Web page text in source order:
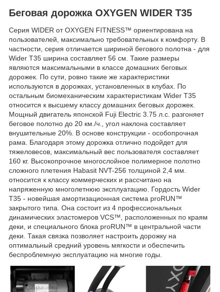
Беговая дорожка OXYGEN WIDER T35
Серия WIDER от OXYGEN FITNESS™ ориентирована на
пользователей, максимально требовательных к комфорту. В
частности, серия отличается шириной бегового полотна - для
Wider T35 ширина составляет 56 см. Такие размеры
являются максимальными в классе домашних беговых
дорожек. По сути, ровно такие же характеристики
используются в дорожках, установленных в клубах. По
остальным биомеханическим характеристикам Wider T35
относится к высшему классу домашних беговых дорожек.
Мощный двигатель японской Fuji Electric 3.75 л.с. разгоняет
беговое полотно до 20 км./ч., угол наклона составляет
внушительные 20%. В основе конструкции - особопрочная
рама. Благодаря этому дорожка отлично подойдет для
тяжеловесов, максимальный вес пользователя составляет
160 кг. Высокопрочное многослойное полимерное полотно
сложного плетения Habasit NVT-256 толщиной 2,4 мм.
относится к классу коммерческих и рассчитано на
напряженную многолетнюю эксплуатацию. Гордость Wider
T35 - новейшая амортизационная система proRUN™
закрытого типа. Она состоит из 4 профессиональных
динамических эластомеров VCS™, расположенных по краям
деки, и специального блока proRUN™ в центральной части
деки. Такая связка позволяет настроить дорожку на
оптимальный средний уровень мягкости и обеспечить
беспроблемную эксплуатацию на многие годы.